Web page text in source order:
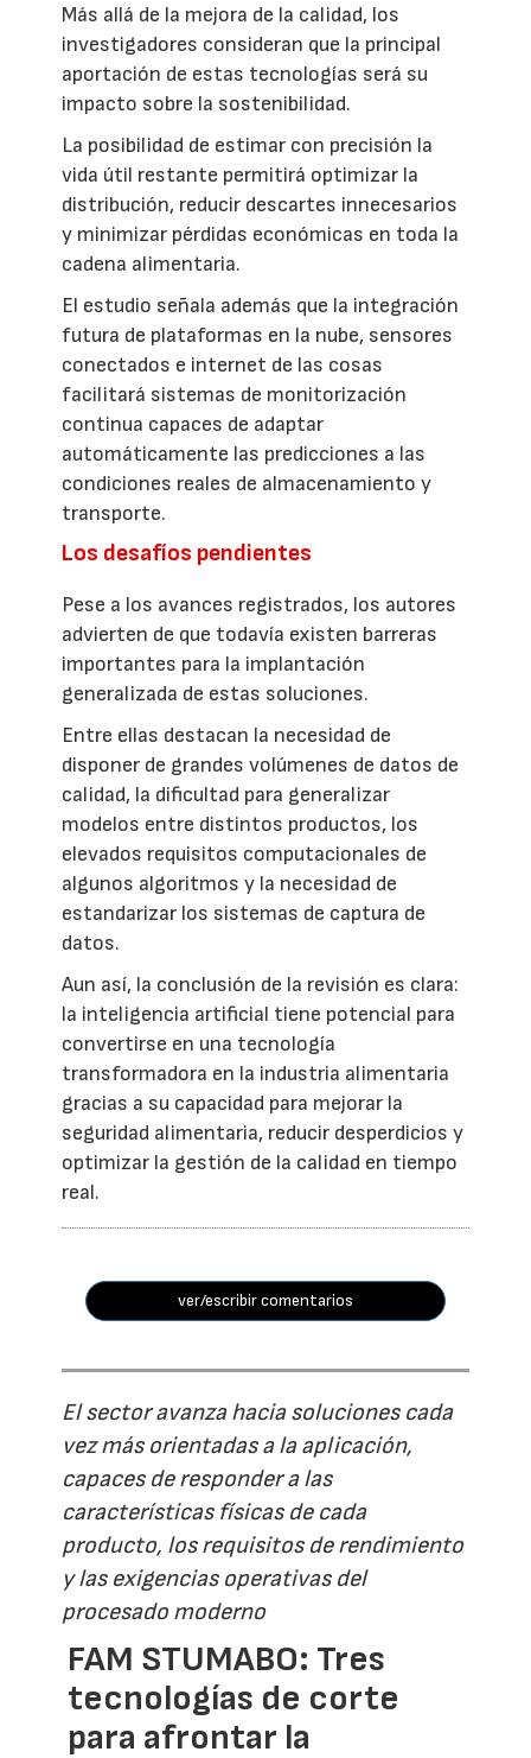
Más allá de la mejora de la calidad, los
investigadores consideran que la principal
aportación de estas tecnologías será su
impacto sobre la sostenibilidad.
La posibilidad de estimar con precisión la
vida útil restante permitirá optimizar la
distribución, reducir descartes innecesarios
y minimizar pérdidas económicas en toda la
cadena alimentaria.
El estudio señala además que la integración
futura de plataformas en la nube, sensores
conectados e internet de las cosas
facilitará sistemas de monitorización
continua capaces de adaptar
automáticamente las predicciones a las
condiciones reales de almacenamiento y
transporte.
Los desafíos pendientes
Pese a los avances registrados, los autores
advierten de que todavía existen barreras
importantes para la implantación
generalizada de estas soluciones.
Entre ellas destacan la necesidad de
disponer de grandes volúmenes de datos de
calidad, la dificultad para generalizar
modelos entre distintos productos, los
elevados requisitos computacionales de
algunos algoritmos y la necesidad de
estandarizar los sistemas de captura de
datos.
Aun así, la conclusión de la revisión es clara:
la inteligencia artificial tiene potencial para
convertirse en una tecnología
transformadora en la industria alimentaria
gracias a su capacidad para mejorar la
seguridad alimentaria, reducir desperdicios y
optimizar la gestión de la calidad en tiempo
real.
ver/escribir comentarios
El sector avanza hacia soluciones cada
vez más orientadas a la aplicación,
capaces de responder a las
características físicas de cada
producto, los requisitos de rendimiento
y las exigencias operativas del
procesado moderno
FAM STUMABO: Tres
tecnologías de corte
para afrontar la